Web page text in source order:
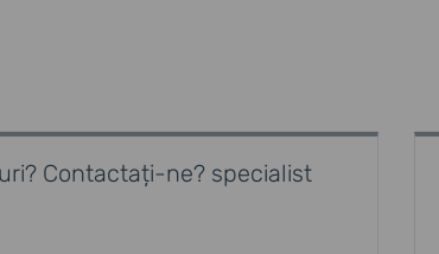
Contactați-ne? specialist